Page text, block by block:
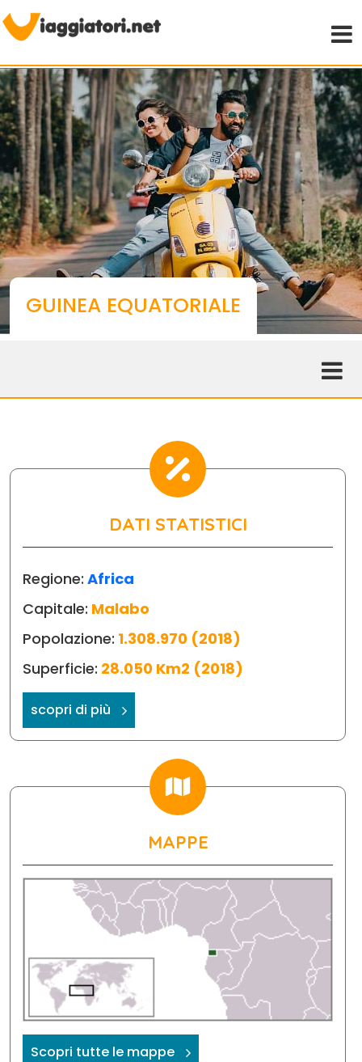
GUINEA EQUATORIALE
DATI STATISTICI
Regione: Africa
Capitale: Malabo
Popolazione: 1.308.970 (2018)
Superficie: 28.050 Km2 (2018)
scopri di più
MAPPE
Scopri tutte le mappe